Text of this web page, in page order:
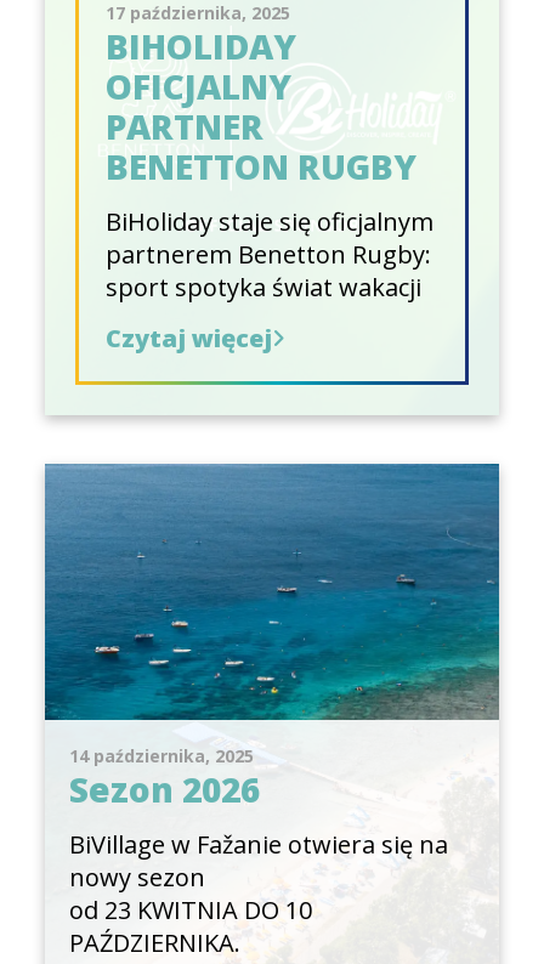
17 października, 2025
BIHOLIDAY
OFICJALNY
PARTNER
BENETTON RUGBY
BiHoliday staje się oficjalnym
partnerem Benetton Rugby:
sport spotyka świat wakacji
Czytaj więcej
14 października, 2025
Sezon 2026
BiVillage w Fažanie otwiera się na
nowy sezon
od 23 KWITNIA DO 10
PAŹDZIERNIKA.